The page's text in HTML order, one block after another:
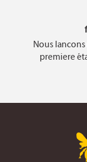
Nous
premiere